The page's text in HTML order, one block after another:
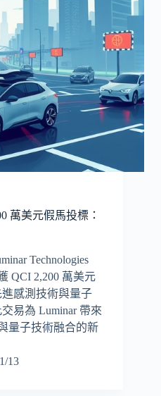
萬美元假馬投標：
Technologies
QCI 2,200 萬美元
進感測技術與量子
易為 Luminar 帶來
量子技術融合的新
13